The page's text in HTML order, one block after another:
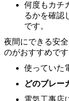
何度もカチ
るかを確認
です。
夜間にできる安
のがおすすめです
使っていた
どのブレー
電気工事店